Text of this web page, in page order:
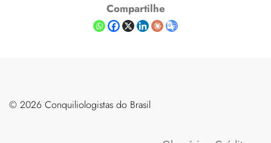
Compartilhe
©️ 2026 Conquiliologistas do Brasil